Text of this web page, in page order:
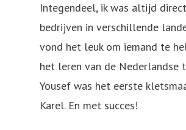
Integendeel, ik was altijd
bedrijven in verschillende
vond het leuk om iemand te
het leren van de Nederlandse
Yousef was het eerste
Karel. En met succes!